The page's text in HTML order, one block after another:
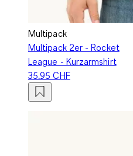
Multipack
Multipack 2er - Rocket
League - Kurzarmshirt
35.95 CHF